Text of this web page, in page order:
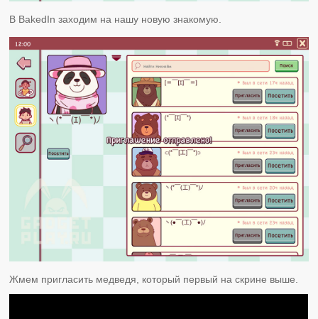
В BakedIn заходим на нашу новую знакомую.
Жмем пригласить медведя, который первый на скрине выше.